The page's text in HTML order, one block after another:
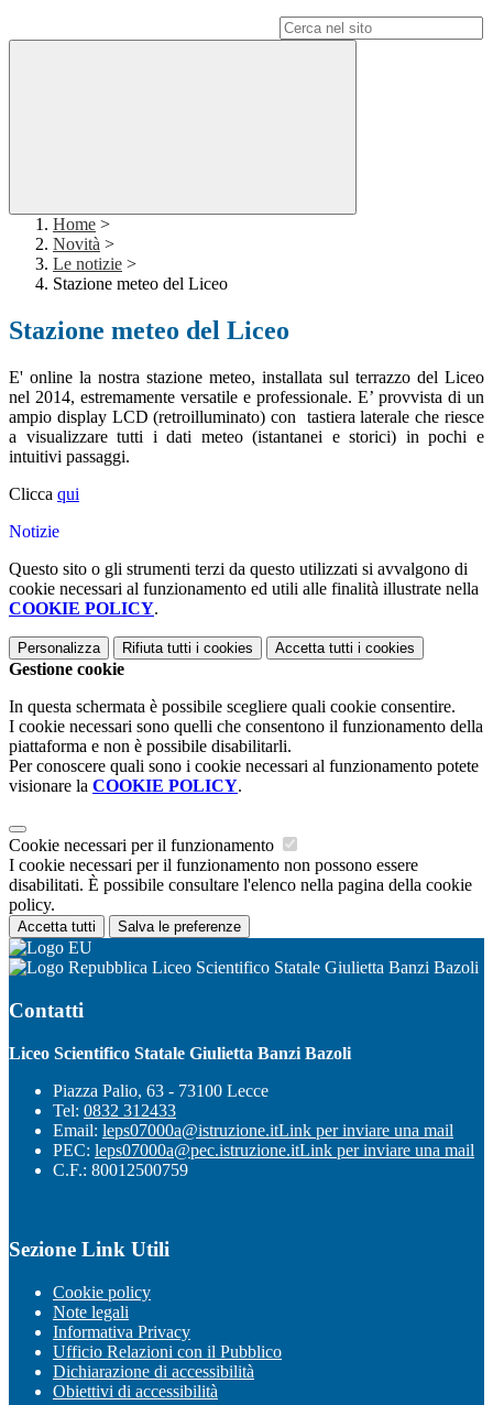
Home >
Novità >
Le notizie >
Stazione meteo del Liceo
Stazione meteo del Liceo
E' online la nostra stazione meteo, installata sul terrazzo del Liceo
nel 2014, estremamente versatile e professionale. E’ provvista di un
ampio display LCD (retroilluminato) con tastiera laterale che riesce
a visualizzare tutti i dati meteo (istantanei e storici) in pochi e
intuitivi passaggi.
Clicca qui
Notizie
Questo sito o gli strumenti terzi da questo utilizzati si avvalgono di
cookie necessari al funzionamento ed utili alle finalità illustrate nella
COOKIE POLICY.
Personalizza Rifiuta tutti i cookies Accetta tutti i cookies
Gestione cookie
In questa schermata è possibile scegliere quali cookie consentire.
I cookie necessari sono quelli che consentono il funzionamento della
piattaforma e non è possibile disabilitarli.
Per conoscere quali sono i cookie necessari al funzionamento potete
visionare la COOKIE POLICY.
Cookie necessari per il funzionamento
I cookie necessari per il funzionamento non possono essere
disabilitati. È possibile consultare l'elenco nella pagina della cookie
policy.
Accetta tutti Salva le preferenze
Liceo Scientifico Statale Giulietta Banzi Bazoli
Contatti
Liceo Scientifico Statale Giulietta Banzi Bazoli
Piazza Palio, 63 - 73100 Lecce
Tel: 0832 312433
Email: leps07000a@istruzione.itLink per inviare una mail
PEC: leps07000a@pec.istruzione.itLink per inviare una mail
C.F.: 80012500759
Sezione Link Utili
Cookie policy
Note legali
Informativa Privacy
Ufficio Relazioni con il Pubblico
Dichiarazione di accessibilità
Obiettivi di accessibilità